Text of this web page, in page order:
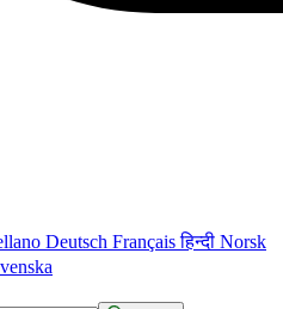
Deutsch Françaisहिन्दी Norsk